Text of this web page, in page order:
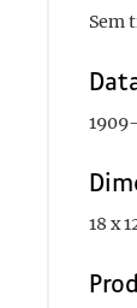
Sem
18 x